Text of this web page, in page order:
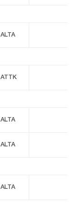
ALTA
ATTK
ALTA
ALTA
ALTA